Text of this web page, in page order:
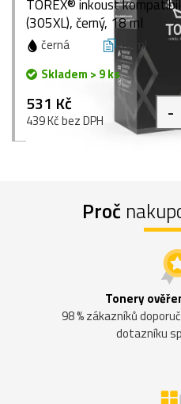
TOREX® inkoust
(305XL), černý, 18 ml
černá 18 ml
Skladem > 9 ks
531 Kč
439 Kč bez DPH -
Proč
Tonery
98 % zákazníků
dotazníku